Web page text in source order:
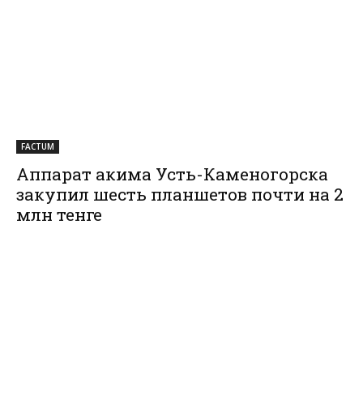
FACTUM
Аппарат акима Усть-Каменогорска
закупил шесть планшетов почти на 2
млн тенге